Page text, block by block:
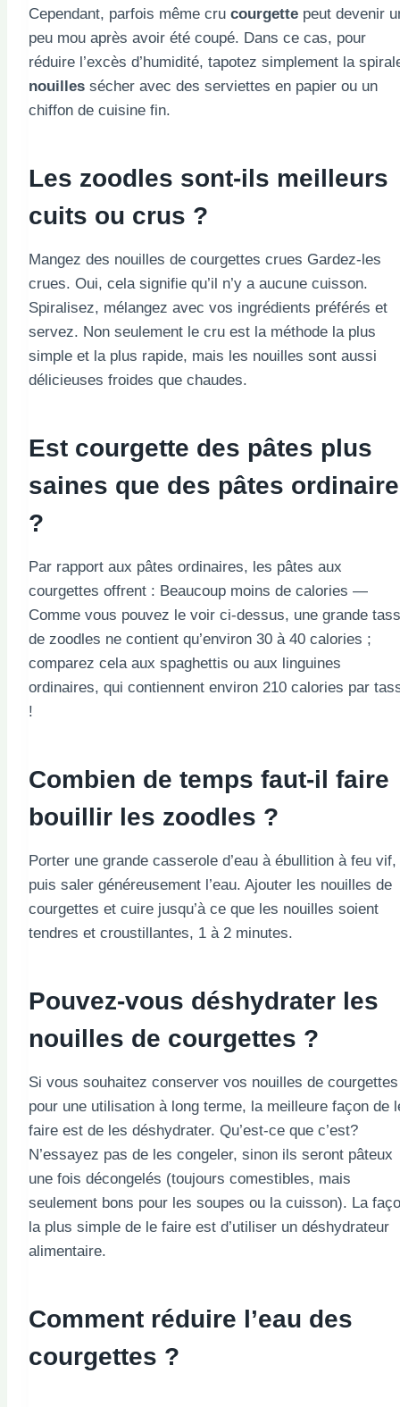
Cependant, parfois même cru courgette peut devenir
peu mou après avoir été coupé. Dans ce cas, pour
réduire l’excès d’humidité, tapotez simplement la
nouilles sécher avec des serviettes en papier ou un
chiffon de cuisine fin.
Les zoodles sont-ils meilleurs
cuits ou crus ?
Mangez des nouilles de courgettes crues Gardez-les
crues. Oui, cela signifie qu’il n’y a aucune cuisson.
Spiralisez, mélangez avec vos ingrédients préférés et
servez. Non seulement le cru est la méthode la plus
simple et la plus rapide, mais les nouilles sont aussi
délicieuses froides que chaudes.
Est courgette des pâtes plus
saines que des pâtes
?
Par rapport aux pâtes ordinaires, les pâtes aux
courgettes offrent : Beaucoup moins de calories —
Comme vous pouvez le voir ci-dessus, une grande
de zoodles ne contient qu’environ 30 à 40 calories ;
comparez cela aux spaghettis ou aux linguines
ordinaires, qui contiennent environ 210 calories par
!
Combien de temps faut-il faire
bouillir les zoodles ?
Porter une grande casserole d’eau à ébullition à feu vif,
puis saler généreusement l’eau. Ajouter les nouilles de
courgettes et cuire jusqu’à ce que les nouilles soient
tendres et croustillantes, 1 à 2 minutes.
Pouvez-vous déshydrater les
nouilles de courgettes ?
Si vous souhaitez conserver vos nouilles de courgettes
pour une utilisation à long terme, la meilleure façon de
faire est de les déshydrater. Qu’est-ce que c’est?
N’essayez pas de les congeler, sinon ils seront pâteux
une fois décongelés (toujours comestibles, mais
seulement bons pour les soupes ou la cuisson). La
la plus simple de le faire est d’utiliser un déshydrateur
alimentaire.
Comment réduire l’eau des
courgettes ?